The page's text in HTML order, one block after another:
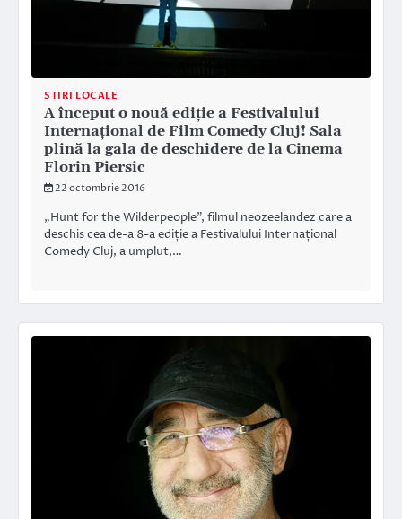
STIRI LOCALE
A început o nouă ediție a Festivalului
Internațional de Film Comedy Cluj! Sala
plină la gala de deschidere de la Cinema
Florin Piersic
22 octombrie 2016
„Hunt for the Wilderpeople”, filmul neozeelandez care a
deschis cea de-a 8-a ediție a Festivalului Internațional
Comedy Cluj, a umplut,…